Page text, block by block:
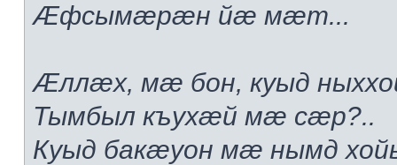
Æфсымæрæн йæ мæт...
Æллæх, мæ бон, куыд
Тымбыл къухæй мæ сæр?..
Куыд бакæуон мæ нымд